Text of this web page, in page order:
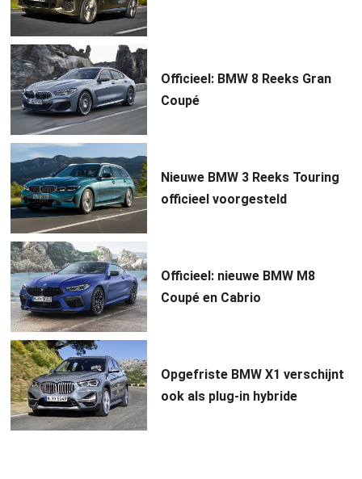
Officieel: BMW 8 Reeks Gran
Coupé
Nieuwe BMW 3 Reeks Touring
officieel voorgesteld
Officieel: nieuwe BMW M8
Coupé en Cabrio
Opgefriste BMW X1 verschijnt
ook als plug-in hybride